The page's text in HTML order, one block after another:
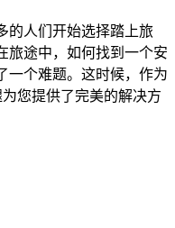
的人们开始选择踏上旅
旅途中，如何找到一个安
一个难题。这时候，作为
您提供了完美的解决方